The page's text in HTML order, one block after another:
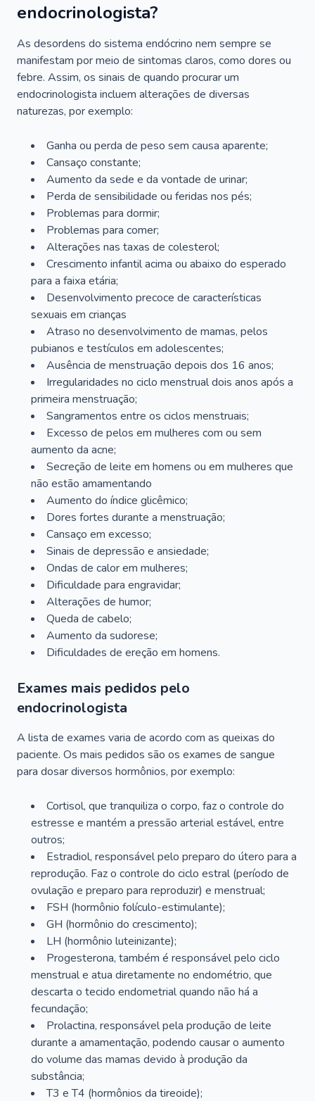
endocrinologista?
As desordens do sistema endócrino nem sempre se
manifestam por meio de sintomas claros, como dores ou
febre. Assim, os sinais de quando procurar um
endocrinologista incluem alterações de diversas
naturezas, por exemplo:
Ganha ou perda de peso sem causa aparente;
Cansaço constante;
Aumento da sede e da vontade de urinar;
Perda de sensibilidade ou feridas nos pés;
Problemas para dormir;
Problemas para comer;
Alterações nas taxas de colesterol;
Crescimento infantil acima ou abaixo do esperado
para a faixa etária;
Desenvolvimento precoce de características
sexuais em crianças
Atraso no desenvolvimento de mamas, pelos
pubianos e testículos em adolescentes;
Ausência de menstruação depois dos 16 anos;
Irregularidades no ciclo menstrual dois anos após a
primeira menstruação;
Sangramentos entre os ciclos menstruais;
Excesso de pelos em mulheres com ou sem
aumento da acne;
Secreção de leite em homens ou em mulheres que
não estão amamentando
Aumento do índice glicêmico;
Dores fortes durante a menstruação;
Cansaço em excesso;
Sinais de depressão e ansiedade;
Ondas de calor em mulheres;
Dificuldade para engravidar;
Alterações de humor;
Queda de cabelo;
Aumento da sudorese;
Dificuldades de ereção em homens.
Exames mais pedidos pelo
endocrinologista
A lista de exames varia de acordo com as queixas do
paciente. Os mais pedidos são os exames de sangue
para dosar diversos hormônios, por exemplo:
Cortisol, que tranquiliza o corpo, faz o controle do
estresse e mantém a pressão arterial estável, entre
outros;
Estradiol, responsável pelo preparo do útero para a
reprodução. Faz o controle do ciclo estral (período de
ovulação e preparo para reproduzir) e menstrual;
FSH (hormônio folículo-estimulante);
GH (hormônio do crescimento);
LH (hormônio luteinizante);
Progesterona, também é responsável pelo ciclo
menstrual e atua diretamente no endométrio, que
descarta o tecido endometrial quando não há a
fecundação;
Prolactina, responsável pela produção de leite
durante a amamentação, podendo causar o aumento
do volume das mamas devido à produção da
substância;
T3 e T4 (hormônios da tireoide);